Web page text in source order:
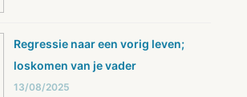
Regressie naar een vorig leven;
loskomen van je vader
13/08/2025